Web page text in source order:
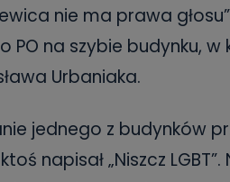
nie ma prawa
PO na szybie budynku,
Urbaniaka.
jednego z budynków
napisał „Niszcz